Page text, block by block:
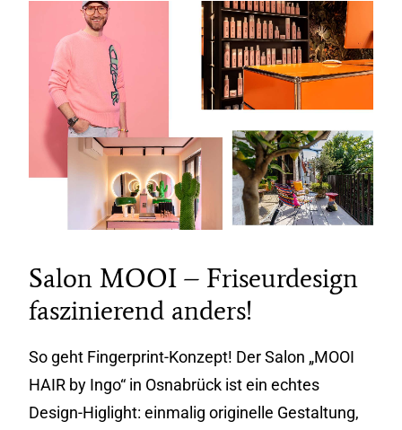
Salon MOOI – Friseurdesign
faszinierend anders!
So geht Fingerprint-Konzept! Der Salon „MOOI
HAIR by Ingo“ in Osnabrück ist ein echtes
Design-Higlight: einmalig originelle Gestaltung,